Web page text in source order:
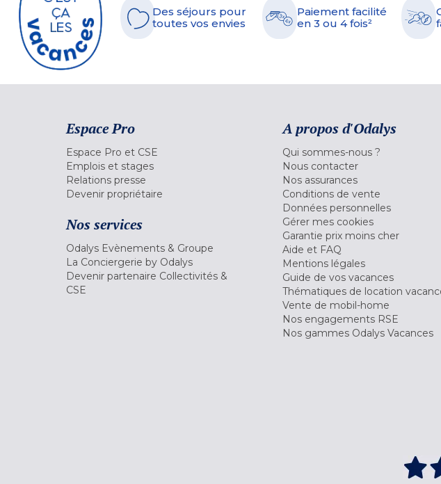
Des séjours pour
toutes vos envies
Paiement facilité
en 3 ou 4 fois²
Espace Pro
Espace Pro et CSE
Emplois et stages
Relations presse
Devenir propriétaire
Nos services
Odalys Evènements & Groupe
La Conciergerie by Odalys
Devenir partenaire Collectivités &
CSE
A propos d'Odalys
Qui sommes-nous ?
Nous contacter
Nos assurances
Conditions de vente
Données personnelles
Gérer mes cookies
Garantie prix moins cher
Aide et FAQ
Mentions légales
Guide de vos vacances
Thématiques de location
Vente de mobil-home
Nos engagements RSE
Nos gammes Odalys Vacances